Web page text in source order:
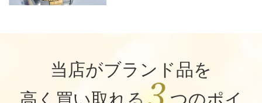
当店がブランド品を